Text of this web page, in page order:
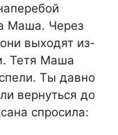
Маша. Через
выходят из-
Тетя Маша
Ты давно
вернуться до
спросила: